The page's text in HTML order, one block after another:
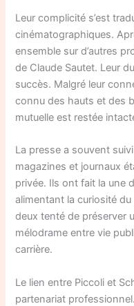
Leur complicité s’est
cinématographiques.
ensemble sur d’autres
de Claude Sautet. Leur
succès. Malgré leur
connu des hauts et des
mutuelle est restée
La presse a souvent
magazines et journaux
privée. Ils ont fait la une
alimentant la curiosité
deux tenté de préserver
mélodrame entre vie
carrière.
Le lien entre Piccoli et
partenariat